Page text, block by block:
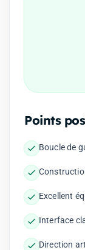
Points
Boucle de
Excellent
Interface
Direction